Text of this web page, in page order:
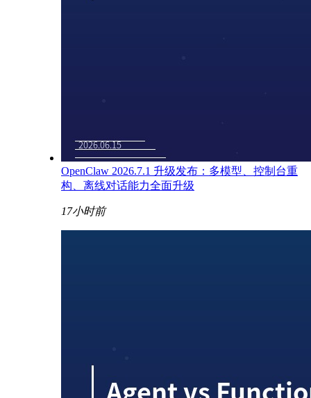
OpenClaw 2026.7.1 升级发布：多模型、控制台重
构、离线对话能力全面升级
17小时前